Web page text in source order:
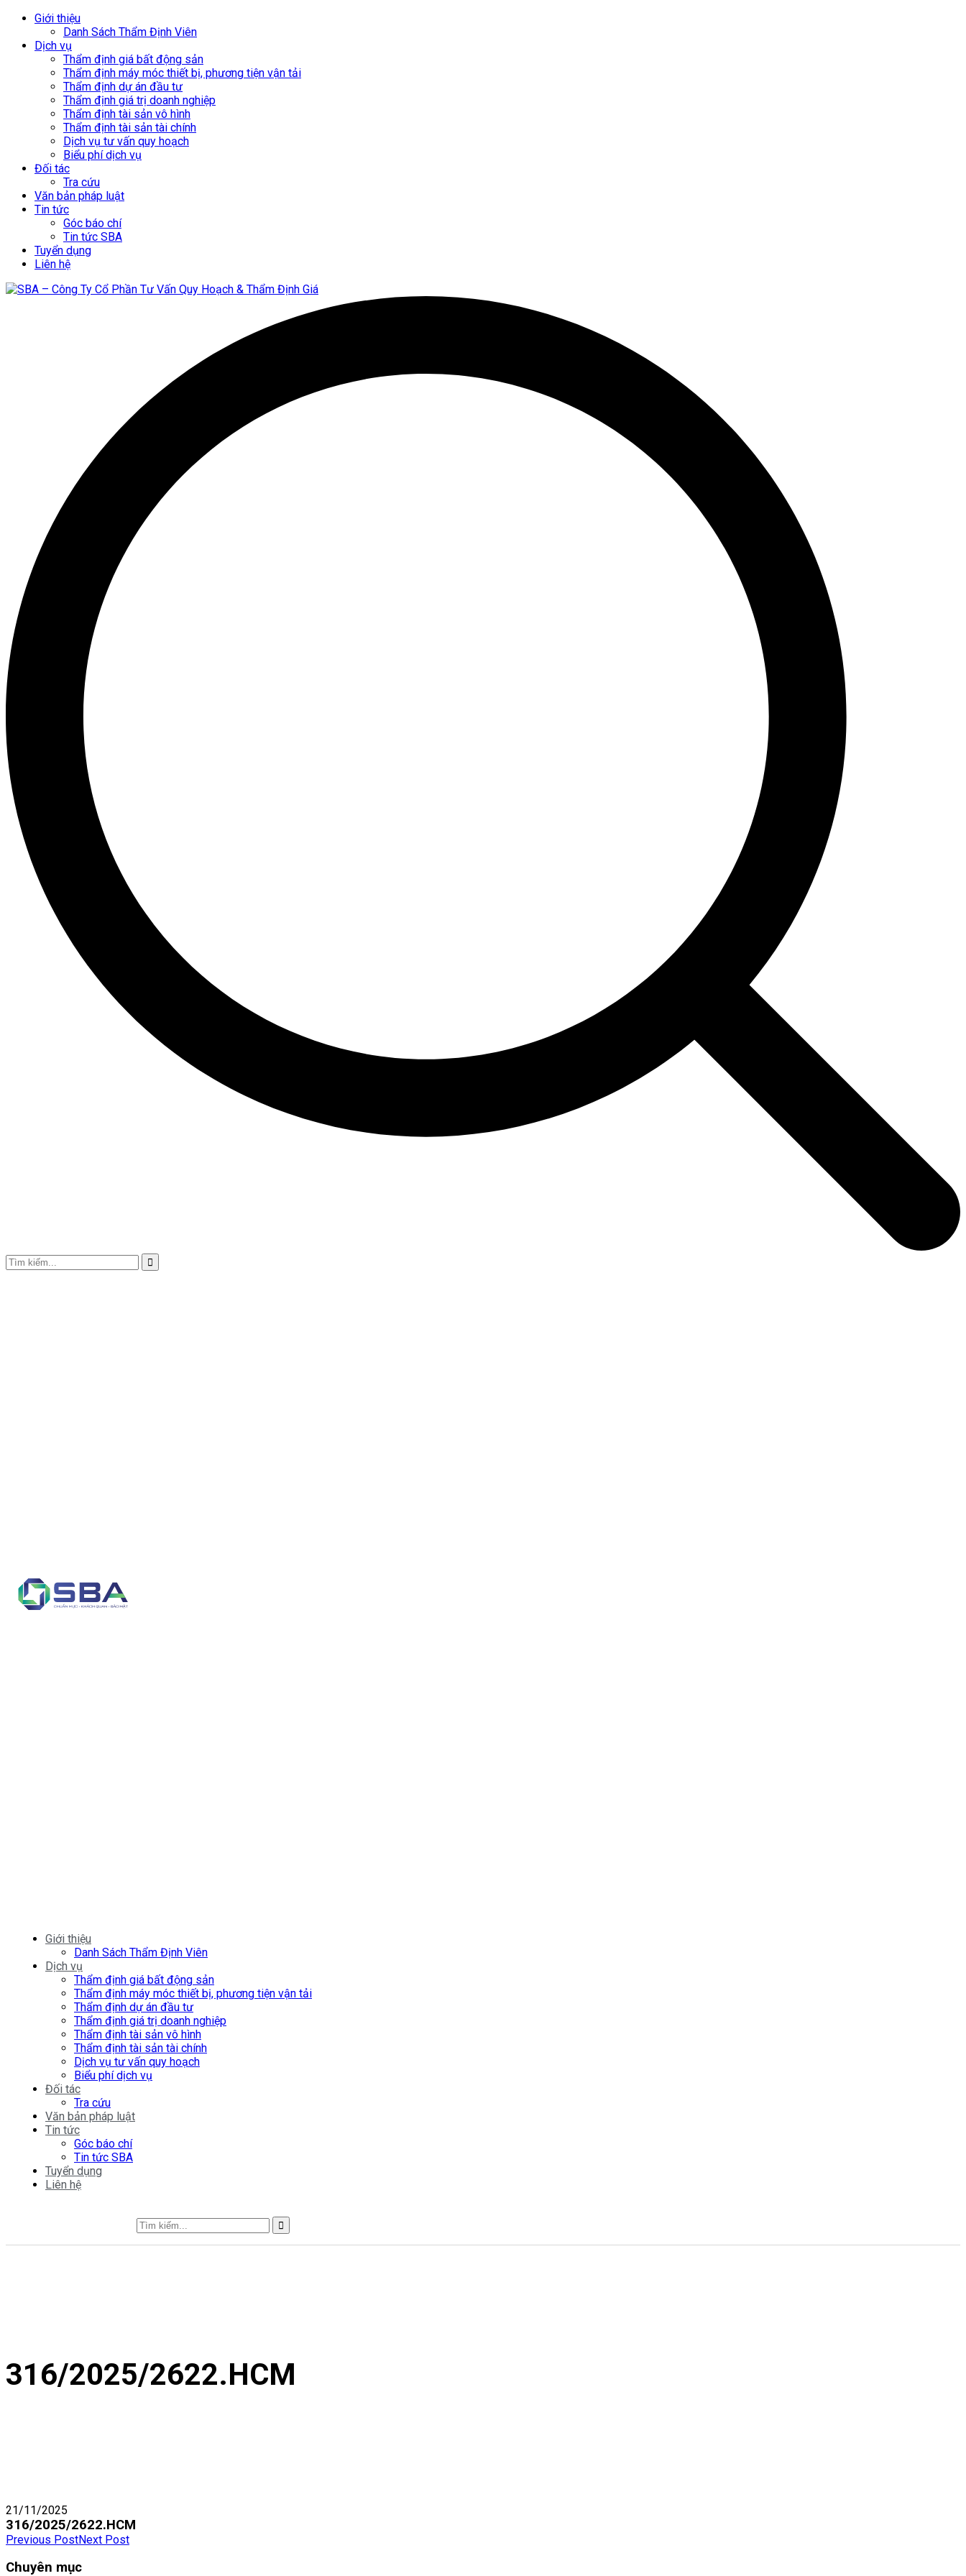
Giới thiệu
Danh Sách Thẩm Định Viên
Dịch vụ
Thẩm định giá bất động sản
Thẩm định máy móc thiết bị, phương tiện vận tải
Thẩm định dự án đầu tư
Thẩm định giá trị doanh nghiệp
Thẩm định tài sản vô hình
Thẩm định tài sản tài chính
Dịch vụ tư vấn quy hoạch
Biểu phí dịch vụ
Đối tác
Tra cứu
Văn bản pháp luật
Tin tức
Góc báo chí
Tin tức SBA
Tuyển dụng
Liên hệ
Giới thiệu
Danh Sách Thẩm Định Viên
Dịch vụ
Thẩm định giá bất động sản
Thẩm định máy móc thiết bị, phương tiện vận tải
Thẩm định dự án đầu tư
Thẩm định giá trị doanh nghiệp
Thẩm định tài sản vô hình
Thẩm định tài sản tài chính
Dịch vụ tư vấn quy hoạch
Biểu phí dịch vụ
Đối tác
Tra cứu
Văn bản pháp luật
Tin tức
Góc báo chí
Tin tức SBA
Tuyển dụng
Liên hệ
316/2025/2622.HCM
21/11/2025
316/2025/2622.HCM
Previous PostNext Post
Chuyên mục